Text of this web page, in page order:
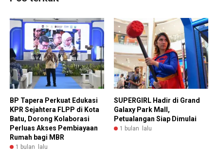
BP Tapera Perkuat Edukasi
KPR Sejahtera FLPP di Kota
Batu, Dorong Kolaborasi
Perluas Akses Pembiayaan
Rumah bagi MBR
1 bulan lalu
SUPERGIRL Hadir di Grand
Galaxy Park Mall,
Petualangan Siap Dimulai
1 bulan lalu